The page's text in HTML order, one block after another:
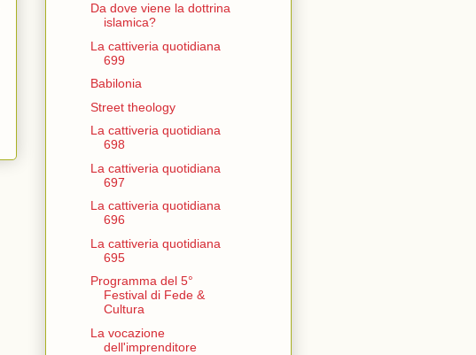
Da dove viene la dottrina
islamica?
La cattiveria quotidiana
699
Babilonia
Street theology
La cattiveria quotidiana
698
La cattiveria quotidiana
697
La cattiveria quotidiana
696
La cattiveria quotidiana
695
Programma del 5°
Festival di Fede &
Cultura
La vocazione
dell'imprenditore